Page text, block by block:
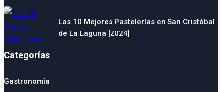
Las 10 Mejores Pastelerías en San Cristóbal
de La Laguna [2024]
Categorías
Gastronomía